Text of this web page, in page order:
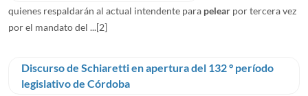
quienes respaldarán al actual intendente para pelear por tercera vez
por el mandato del ...[2]
Discurso de Schiaretti en apertura del 132 ° período